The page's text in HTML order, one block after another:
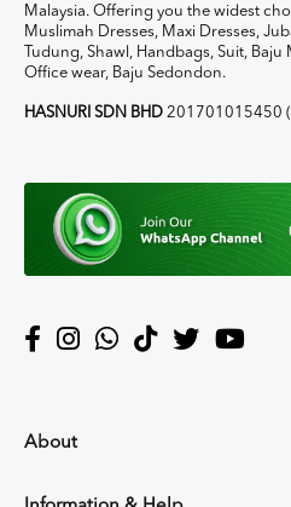
Malaysia. Offering you the widest
Muslimah Dresses, Maxi Dresses,
Tudung, Shawl, Handbags, Suit, Baju
Office wear, Baju Sedondon.
HASNURI SDN BHD 201701015450
About